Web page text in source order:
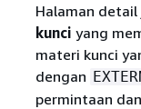
Halaman
kunci yang
materi kunci
dengan
permintaan